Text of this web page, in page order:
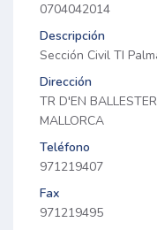
0704042014
Descripción
Sección Civil TI
Dirección
TR D'EN
MALLORCA
Teléfono
971219407
Fax
971219495